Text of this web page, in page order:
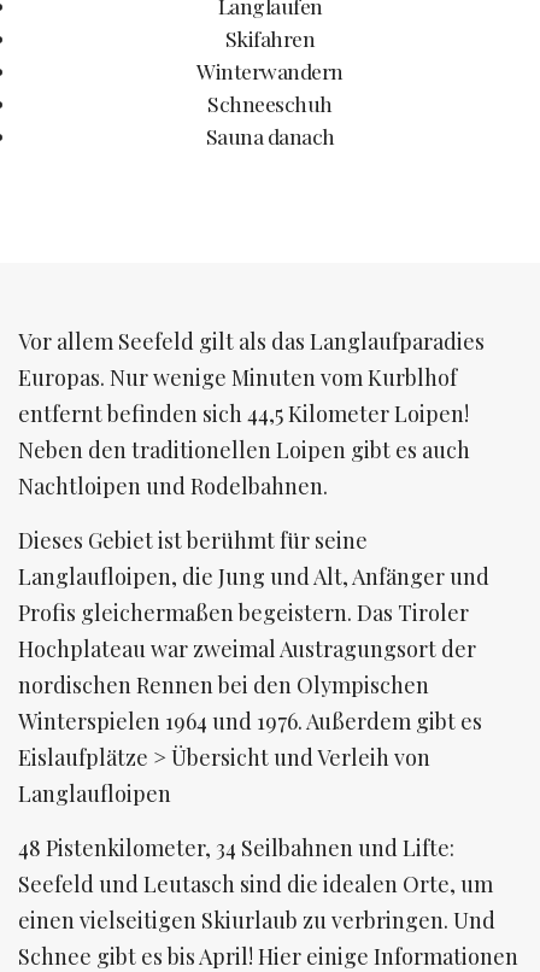
Skifahren
Winterwandern
Schneeschuh
Sauna danach
Vor allem Seefeld gilt als das Langlaufparadies
Europas. Nur wenige Minuten vom Kurblhof
entfernt befinden sich 44,5 Kilometer Loipen!
Neben den traditionellen Loipen gibt es auch
Nachtloipen und Rodelbahnen.
Dieses Gebiet ist berühmt für seine
Langlaufloipen, die Jung und Alt, Anfänger und
Profis gleichermaßen begeistern. Das Tiroler
Hochplateau war zweimal Austragungsort der
nordischen Rennen bei den Olympischen
Winterspielen 1964 und 1976. Außerdem gibt es
Eislaufplätze > Übersicht und Verleih von
Langlaufloipen
48 Pistenkilometer, 34 Seilbahnen und Lifte:
Seefeld und Leutasch sind die idealen Orte, um
einen vielseitigen Skiurlaub zu verbringen. Und
Schnee gibt es bis April! Hier einige Informationen